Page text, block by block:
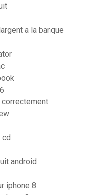
a la banque
correctement
cd
android
iphone 8